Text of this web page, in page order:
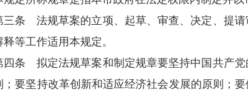
第一条
为规范盘锦市人民政府地方
根据《中华人民共和国立法法》、国务院